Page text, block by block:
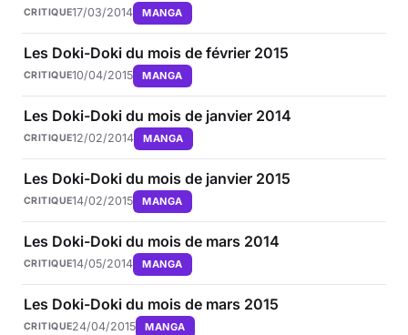
CRITIQUE17/03/2014 MANGA
Les Doki-Doki du mois de février 2015
CRITIQUE10/04/2015 MANGA
Les Doki-Doki du mois de janvier 2014
CRITIQUE12/02/2014 MANGA
Les Doki-Doki du mois de janvier 2015
CRITIQUE14/02/2015 MANGA
Les Doki-Doki du mois de mars 2014
CRITIQUE14/05/2014 MANGA
Les Doki-Doki du mois de mars 2015
CRITIQUE24/04/2015 MANGA